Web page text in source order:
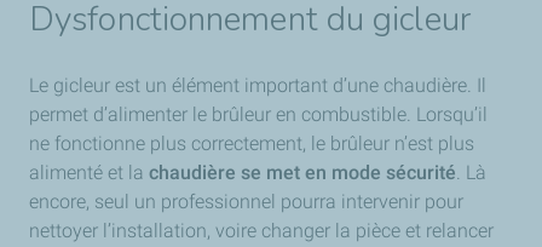
Dysfonctionnement du gicleur
Le gicleur est un élément important d’une chaudière. Il
permet d’alimenter le brûleur en combustible. Lorsqu’il
ne fonctionne plus correctement, le brûleur n’est plus
alimenté et la chaudière se met en mode sécurité. Là
encore, seul un professionnel pourra intervenir pour
nettoyer l’installation, voire changer la pièce et relancer